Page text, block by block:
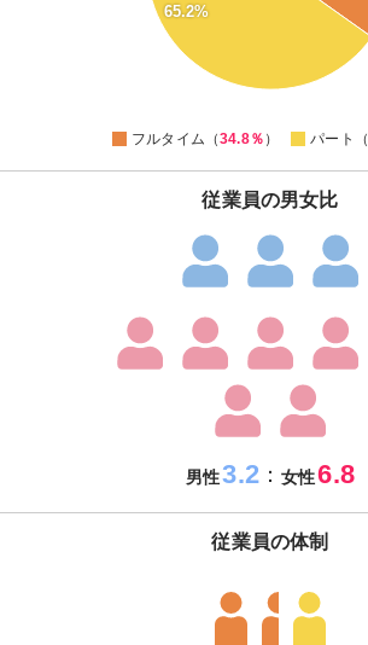
65.2%
フルタイム（34.8％ ） パート（
従業員の男女比
男性3.2：女性6.8
従業員の体制